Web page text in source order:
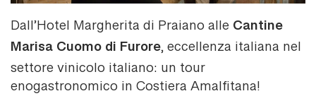
Dall’Hotel Margherita di Praiano alle Cantine
Marisa Cuomo di Furore, eccellenza italiana nel
settore vinicolo italiano: un tour
enogastronomico in Costiera Amalfitana!